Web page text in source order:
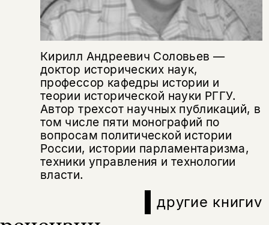
Кирилл Андреевич Соловьев —
доктор исторических наук,
профессор кафедры истории и
теории исторической науки РГГУ.
Автор трехсот научных публикаций, в
том числе пяти монографий по
вопросам политической истории
России, истории парламентаризма,
техники управления и технологии
власти.
другие книгиv
Поделиться
Раз в неделю мы отправляем рассылку
о книгах и событиях «НЛО».
За подписку дарим промокод на
Я соглашаюсь сПолитикой конфиденциальности
подписаться
Вы можете подписаться на
уведомления, и при поступлении книги
на склад получить письмо на указанный
электронный адрес.
Я соглашаюсь сПолитикой конфиденциальности
подписаться
Эта книга
не предназначена для
несовершеннолетних
Скажите, пожалуйста,
вам уже исполнилось 18 лет?
да